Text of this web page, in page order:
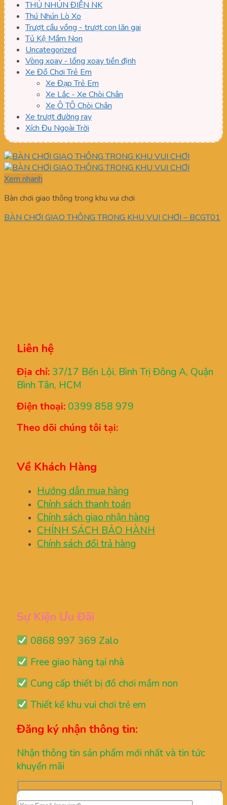
THÚ NHÚN ĐIỆN NK
Thú Nhún Lò Xo
Trượt cầu vồng - trượt con lăn gai
Tủ Kệ Mầm Non
Uncategorized
Vòng xoay - lồng xoay tiền định
Xe Đồ Chơi Trẻ Em
Xe Đạp Trẻ Em
Xe Lắc - Xe Chòi Chân
Xe Ô TÔ Chòi Chân
Xe trượt đường ray
Xích Đu Ngoài Trời
Xem nhanh
Bàn chơi giao thông trong khu vui chơi
BÀN CHƠI GIAO THÔNG TRONG KHU VUI CHƠI – BCGT01
Liên hệ
Địa chỉ: 37/17 Bến Lội, Bình Trị Đông A, Quận
Bình Tân, HCM
Điện thoại: 0399 858 979
Theo dõi chúng tôi tại:
Về Khách Hàng
Hướng dẫn mua hàng
Chính sách thanh toán
Chính sách giao nhận hàng
CHÍNH SÁCH BẢO HÀNH
Chính sách đổi trả hàng
Sự Kiện Ưu Đãi
0868 997 369 Zalo
Free giao hàng tại nhà
Cung cấp thiết bị đồ chơi mầm non
Thiết kế khu vui chơi trẻ em
Đăng ký nhận thông tin:
Nhận thông tin sản phẩm mới nhất và tin tức
khuyến mãi